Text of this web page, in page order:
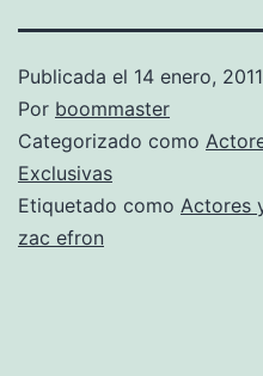
Publicada el 14 enero, 2011
Por boommaster
Categorizado como
Exclusivas
Etiquetado como Actores
zac efron